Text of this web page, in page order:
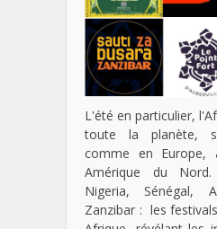
L'été en particulier,
toute la planète,
comme en Europe,
Amérique du
Nigeria, Sénégal,
Zanzibar : les